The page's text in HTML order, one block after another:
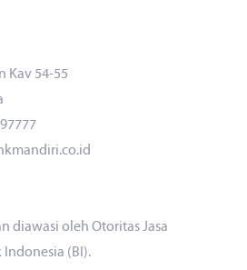
Kav 54-55
diawasi oleh Otoritas Jasa
Indonesia (BI).